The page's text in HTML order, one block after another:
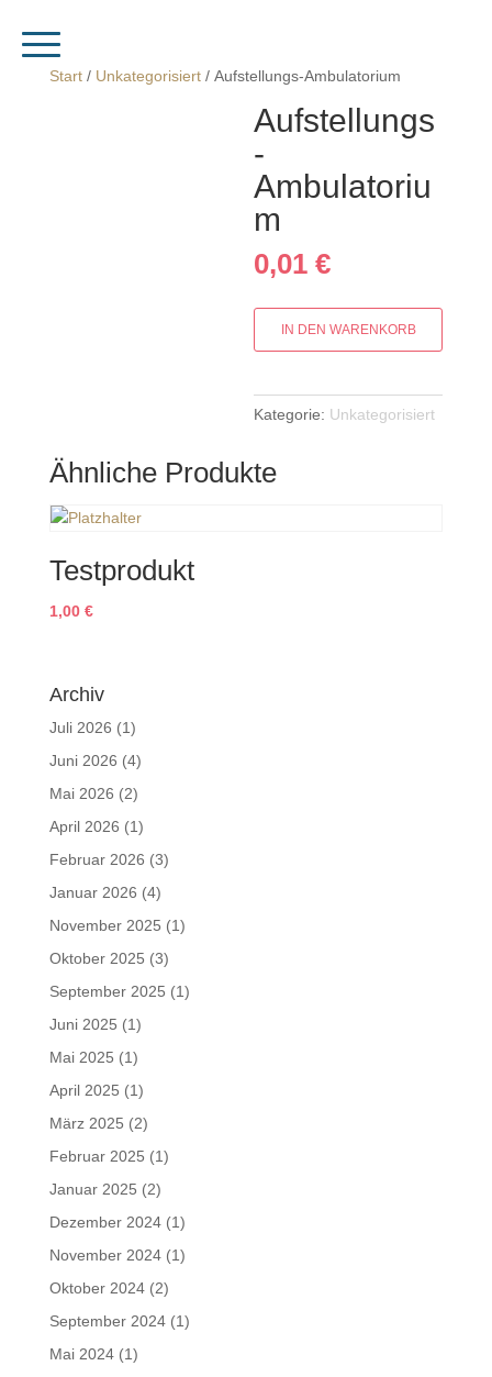
Start/ Unkategorisiert/ Aufstellungs-Ambulatorium
Aufstellungs
-
Ambulatoriu
m
0,01€
IN DEN WARENKORB
Kategorie: Unkategorisiert
Ähnliche Produkte
Testprodukt
1,00 €
Archiv
Juli 2026 (1)
Juni 2026 (4)
Mai 2026 (2)
April 2026 (1)
Februar 2026 (3)
Januar 2026 (4)
November 2025 (1)
Oktober 2025 (3)
September 2025 (1)
Juni 2025 (1)
Mai 2025 (1)
April 2025 (1)
März 2025 (2)
Februar 2025 (1)
Januar 2025 (2)
Dezember 2024(1)
November 2024(1)
Oktober 2024(2)
September 2024(1)
Mai 2024(1)